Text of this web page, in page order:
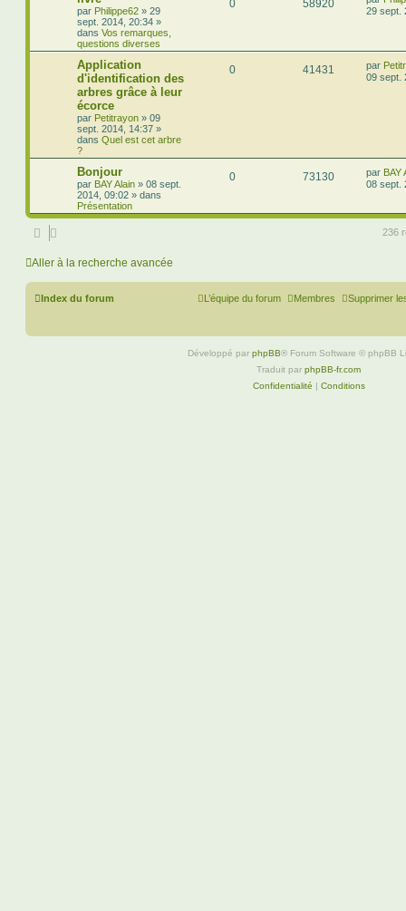
par Philippe62 » 29
sept. 2014, 20:34 »
dans Vos remarques,
questions diverses
0 58920
29 sept.
Application
d'identification des
arbres grâce à leur
écorce
par Petitrayon » 09
sept. 2014, 14:37 »
dans Quel est cet arbre
?
0 41431 par
09 sept.
Bonjour
par BAY Alain » 08 sept.
2014, 09:02 » dans
Présentation
0 73130 par BAY
08 sept.
236
Aller à la recherche avancée
Index du forum Supprimer
Membres
L’équipe du forum
Développé par phpBB® Forum Software © phpBB
Traduit par phpBB-fr.com
Confidentialité | Conditions